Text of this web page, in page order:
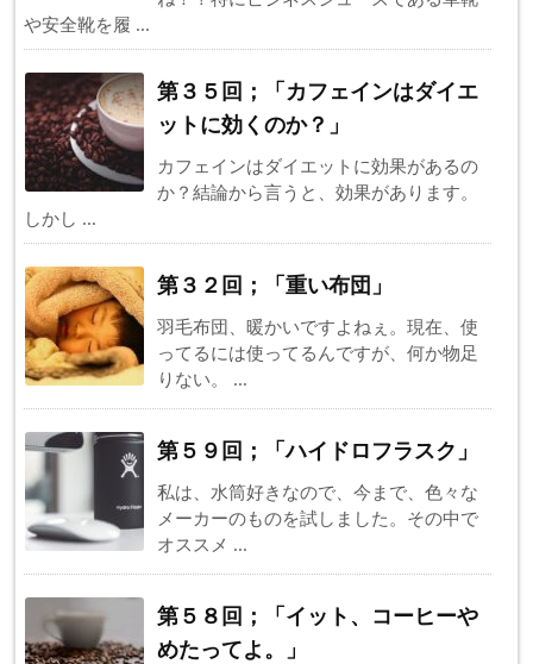
や安全靴を履 ...
第３５回；「カフェインはダイエ
ットに効くのか？」
カフェインはダイエットに効果があるの
か？結論から言うと、効果があります。
しかし ...
第３２回；「重い布団」
羽毛布団、暖かいですよねぇ。現在、使
ってるには使ってるんですが、何か物足
りない。 ...
第５９回；「ハイドロフラスク」
私は、水筒好きなので、今まで、色々な
メーカーのものを試しました。その中で
オススメ ...
第５８回；「イット、コーヒーや
めたってよ。」